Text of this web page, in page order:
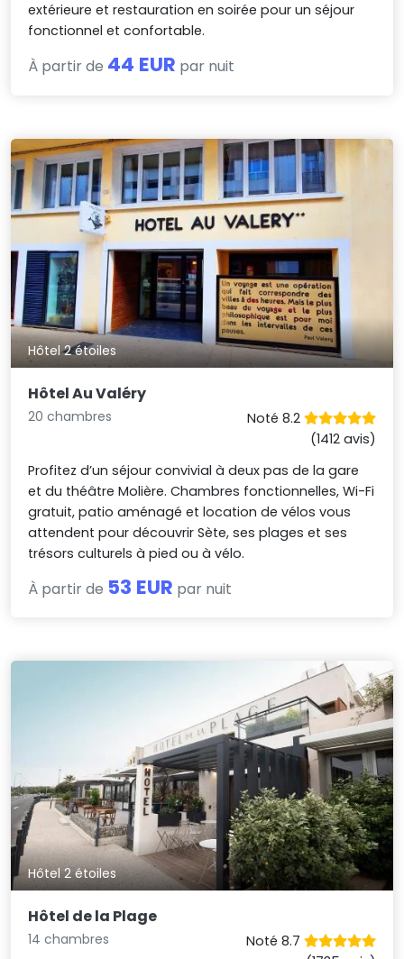
extérieure et restauration en soirée pour un séjour
fonctionnel et confortable.
À partir de 44 EUR par nuit
Hôtel 2 étoiles
Hôtel Au Valéry
20 chambres
Noté 8.2
(1412 avis)
Profitez d’un séjour convivial à deux pas de la gare
et du théâtre Molière. Chambres fonctionnelles, Wi-Fi
gratuit, patio aménagé et location de vélos vous
attendent pour découvrir Sète, ses plages et ses
trésors culturels à pied ou à vélo.
À partir de 53 EUR par nuit
Hôtel 2 étoiles
Hôtel de la Plage
14 chambres
Noté 8.7